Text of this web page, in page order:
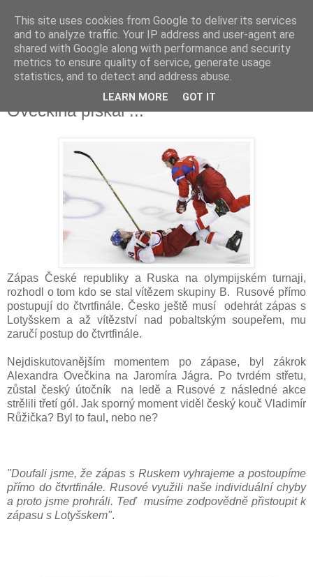
Na mistrovstvích světa by se zákrok
Ovečkina pískal ...
Zápas České republiky a Ruska na olympijském turnaji,
rozhodl o tom kdo se stal vítězem skupiny B. Rusové přímo
postupují do čtvrtfinále. Česko ještě musí odehrát zápas s
Lotyšskem a až vítězství nad pobaltským soupeřem, mu
zaručí postup do čtvrtfinále.
Nejdiskutovanějším momentem po zápase, byl zákrok
Alexandra Ovečkina na Jaromíra Jágra. Po tvrdém střetu,
zůstal český útočník na ledě a Rusové z následné akce
strělili třetí gól. Jak sporný moment viděl český kouč Vladimír
Růžička? Byl to faul , nebo ne?
"Doufali jsme, že zápas s Ruskem vyhrajeme a postoupíme
přímo do čtvrtfinále. Rusové využili naše individuální chyby
a proto jsme prohráli. Teď musíme zodpovědně přistoupit k
zápasu s Lotyšskem".
This site uses cookies from Google to deliver its services
and to analyze traffic. Your IP address and user-agent are
shared with Google along with performance and security
metrics to ensure quality of service, generate usage
statistics, and to detect and address abuse.
LEARN MORE GOT IT